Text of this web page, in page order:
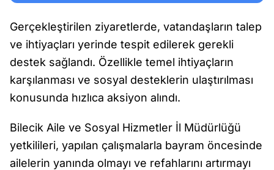
Gerçekleştirilen ziyaretlerde, vatandaşların talep
ve ihtiyaçları yerinde tespit edilerek gerekli
destek sağlandı. Özellikle temel ihtiyaçların
karşılanması ve sosyal desteklerin ulaştırılması
konusunda hızlıca aksiyon alındı.
Bilecik Aile ve Sosyal Hizmetler İl Müdürlüğü
yetkilileri, yapılan çalışmalarla bayram öncesinde
ailelerin yanında olmayı ve refahlarını artırmayı